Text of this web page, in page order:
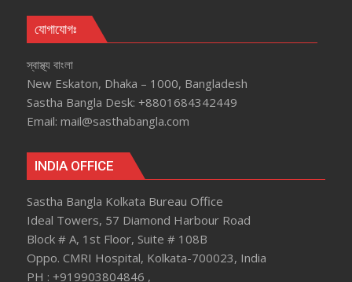
যোগাযোগঃ
স্বাস্থ্য বাংলা
New Eskaton, Dhaka – 1000, Bangladesh
Sastha Bangla Desk: +8801684342449
Email: mail@sasthabangla.com
INDIA OFFICE
Sastha Bangla Kolkata Bureau Office
Ideal Towers, 57 Diamond Harbour Road
Block # A, 1st Floor, Suite # 108B
Oppo. CMRI Hospital, Kolkata-700023, India
PH : +919903804846 ,